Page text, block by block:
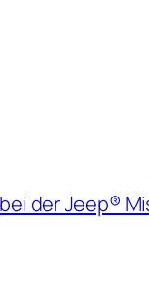
der Jeep®